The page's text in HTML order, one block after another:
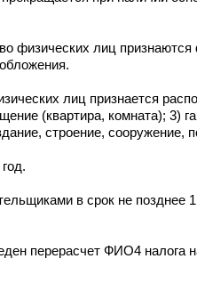
физических лиц признаются
лиц признается
(квартира, комната); 3)
строение, сооружение,
в срок не позднее
перерасчет ФИО4 налога